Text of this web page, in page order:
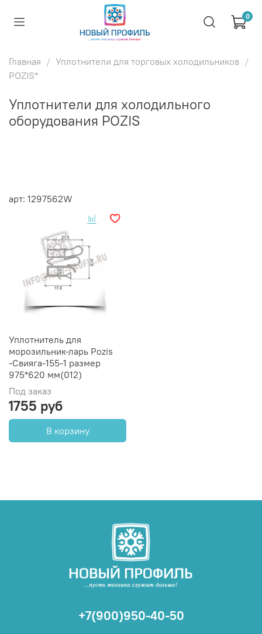
0
Главная
Уплотнители для торговых холодильников
POZIS*
Уплотнители для холодильного
оборудования POZIS
арт: 1297562W
Уплотнитель для
морозильник-ларь Pozis
-Свияга-155-1 размер
975*620 мм(012)
Под заказ
1755 руб
В корзину
+7(900)950-40-50